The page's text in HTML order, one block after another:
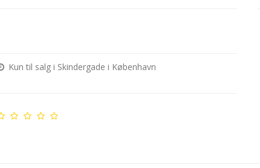
Kun til salg i Skindergade i København